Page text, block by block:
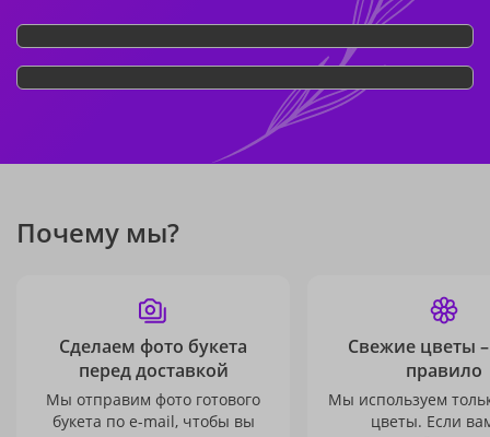
Почему мы?
Сделаем фото букета
перед доставкой
Мы отправим фото готового
букета по e-mail, чтобы вы
Свежие цветы
правило
Мы используем
цветы. Если